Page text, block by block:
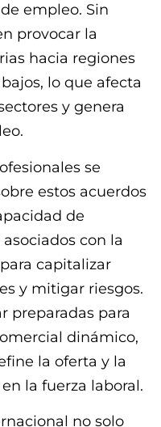
empleo. Sin
provocar la
hacia regiones
lo que afecta
y genera
se
estos acuerdos
de
con la
capitalizar
y mitigar riesgos.
preparadas para
dinámico,
la oferta y la
la fuerza laboral.
no solo